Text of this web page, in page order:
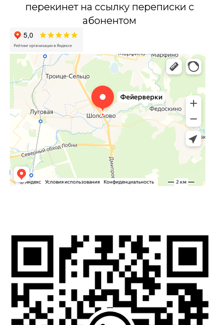
перекинет на ссылку переписки с
абонентом